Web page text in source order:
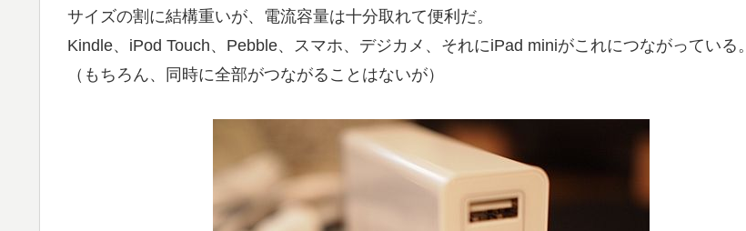
サイズの割に結構重いが、電流容量は十分取れて便利だ。
Kindle、iPod Touch、Pebble、スマホ、デジカメ、それにiPad miniがこれにつながっている。
（もちろん、同時に全部がつながることはないが）